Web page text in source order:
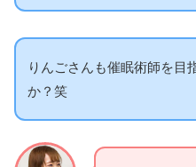
りんごさんも催眠術師を目
か？笑